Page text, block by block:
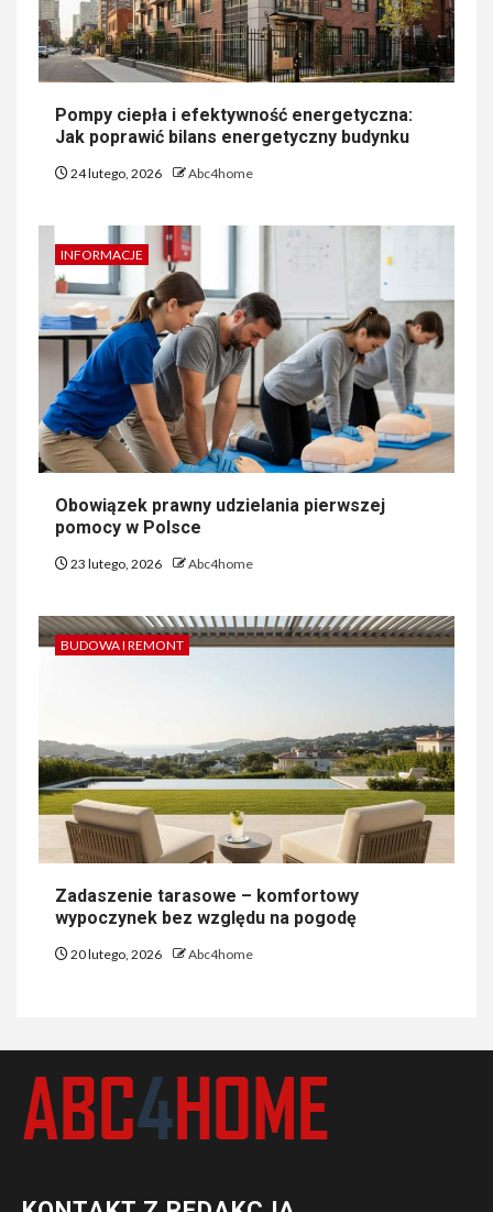
Pompy ciepła i efektywność energetyczna:
Jak poprawić bilans energetyczny budynku
24 lutego, 2026 Abc4home
INFORMACJE
Obowiązek prawny udzielania pierwszej
pomocy w Polsce
23 lutego, 2026 Abc4home
BUDOWA I REMONT
Zadaszenie tarasowe – komfortowy
wypoczynek bez względu na pogodę
20 lutego, 2026 Abc4home